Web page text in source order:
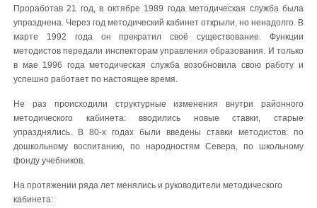
Проработав 21 год, в октябре 1989 года методическая служба была
упразднена. Через год методический кабинет открыли, но ненадолго. В
марте 1992 года он прекратил своё существование. Функции
методистов передали инспекторам управления образования. И только
в мае 1996 года методическая служба возобновила свою работу и
успешно работает по настоящее время.
Не раз происходили структурные изменения внутри районного
методического кабинета: вводились новые ставки, старые
упразднялись. В 80-х годах были введены ставки методистов: по
дошкольному воспитанию, по народностям Севера, по школьному
фонду учебников.
На протяжении ряда лет менялись и руководители методического
кабинета: